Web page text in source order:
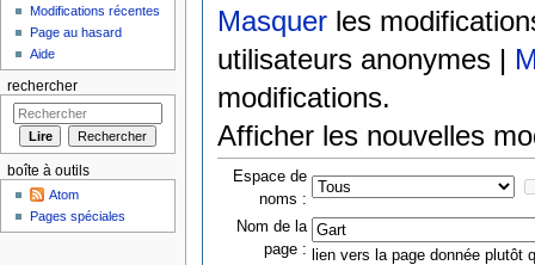
Masquer les
utilisateurs anonymes |
modifications.
Afficher les nouvelles
Espace de
noms :
Nom de la
page : lien vers la page donnée plutôt
Modifications récentes
Page au hasard
Aide
rechercher
boîte à outils
Atom
Pages spéciales